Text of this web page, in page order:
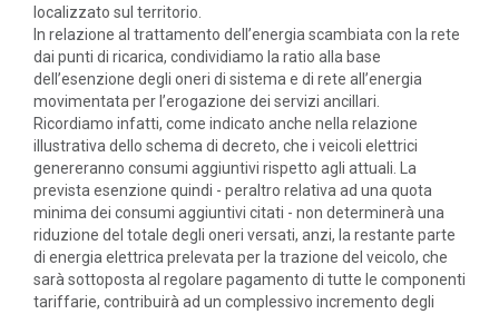
localizzato sul territorio.
In relazione al trattamento dell’energia scambiata con la rete
dai punti di ricarica, condividiamo la ratio alla base
dell’esenzione degli oneri di sistema e di rete all’energia
movimentata per l’erogazione dei servizi ancillari.
Ricordiamo infatti, come indicato anche nella relazione
illustrativa dello schema di decreto, che i veicoli elettrici
genereranno consumi aggiuntivi rispetto agli attuali. La
prevista esenzione quindi - peraltro relativa ad una quota
minima dei consumi aggiuntivi citati - non determinerà una
riduzione del totale degli oneri versati, anzi, la restante parte
di energia elettrica prelevata per la trazione del veicolo, che
sarà sottoposta al regolare pagamento di tutte le componenti
tariffarie, contribuirà ad un complessivo incremento degli